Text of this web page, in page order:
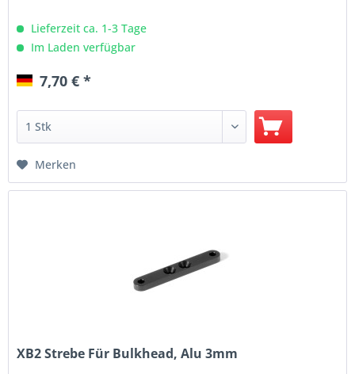
Lieferzeit ca. 1-3 Tage
Im Laden verfügbar
7,70 € *
Merken
XB2 Strebe Für Bulkhead, Alu 3mm